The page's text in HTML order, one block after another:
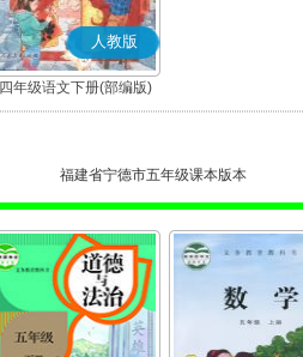
人教版
四年级语文下册(部编版)
福建省宁德市五年级课本版本